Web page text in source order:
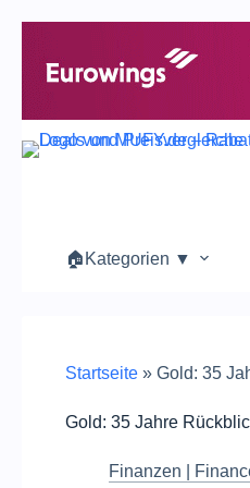
🏠Kategorien ▼
Startseite » Gold: 35
Gold: 35 Jahre
Finanzen |